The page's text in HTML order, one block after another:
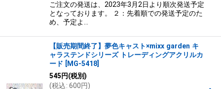
ご注文の発送は、2023年3月2日より順次発送予定
となっております。 ２：先着順での発送予定のた
め、予定よ…
【販売期間終了】夢色キャスト×mixx garden キ
ャラステンドシリーズ トレーディングアクリルカ
ード
MG-5418
545円(税別)
(税込: 600円)